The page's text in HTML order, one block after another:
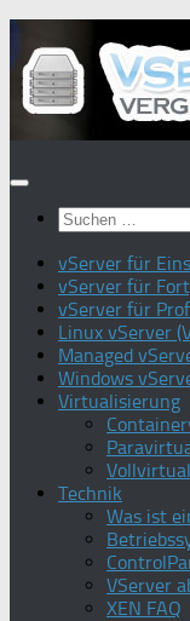
Inhalt
springen
Suchen
nach:
vServer für
vServer für
vServer für
Linux vServer
Managed
Windows
Virtualisierung
Technik
Was ist
VServer
XEN FAQ